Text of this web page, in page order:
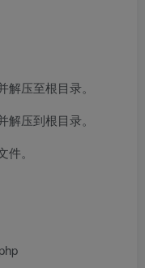
压至根目录。
压到根目录。
。